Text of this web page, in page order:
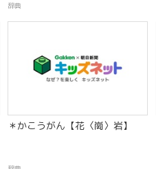
辞典
＊かこうがん【花〈崗〉岩】